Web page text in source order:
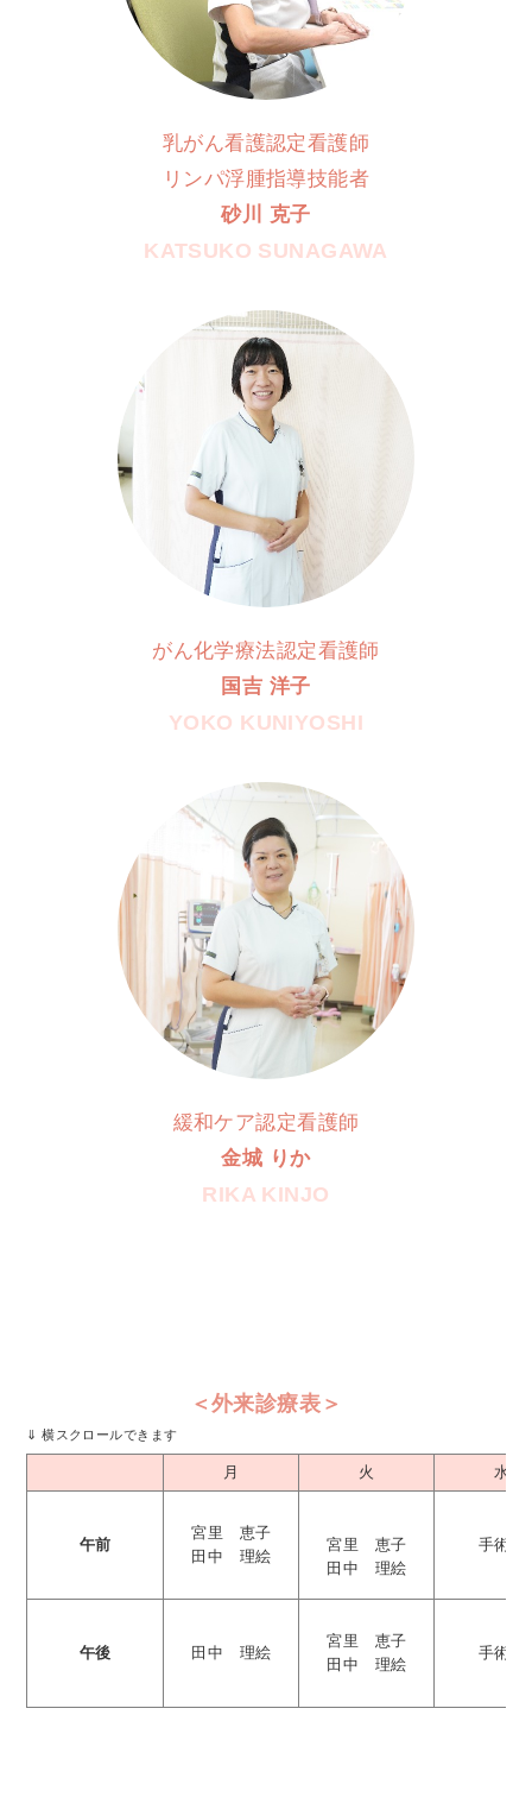
乳がん看護認定看護師
リンパ浮腫指導技能者
砂川 克子
KATSUKO SUNAGAWA
がん化学療法認定看護師
国吉 洋子
YOKO KUNIYOSHI
緩和ケア認定看護師
金城 りか
RIKA KINJO
＜外来診療表＞
月 火 水
午前
宮里 恵子
田中 理絵
宮里 恵子
田中 理絵
手術日
午後 田中 理絵
宮里 恵子
田中 理絵
手術日